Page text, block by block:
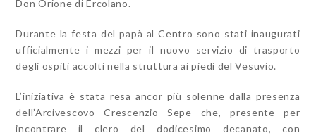
Don Orione di Ercolano.
Durante la festa del papà al Centro sono stati inaugurati
ufficialmente i mezzi per il nuovo servizio di trasporto
degli ospiti accolti nella struttura ai piedi del Vesuvio.
L’iniziativa è stata resa ancor più solenne dalla presenza
dell’Arcivescovo Crescenzio Sepe che, presente per
incontrare il clero del dodicesimo decanato, con